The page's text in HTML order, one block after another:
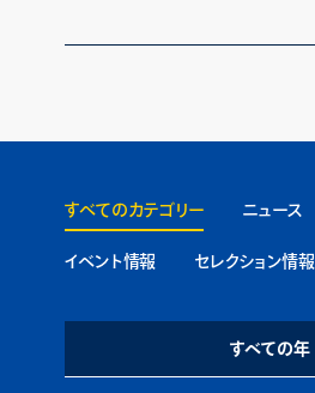
すべてのカテゴリー ニュース
イベント情報 セレクション情報
すべての年